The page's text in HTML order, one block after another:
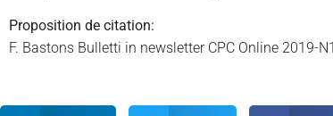
Proposition de citation:
F. Bastons Bulletti in newsletter CPC Online 2019-